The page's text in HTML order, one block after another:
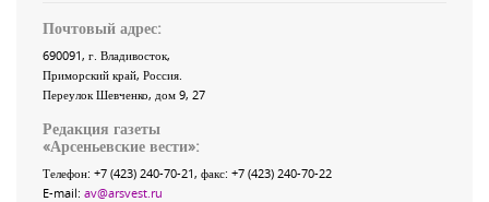
Почтовый адрес:
690091, г. Владивосток,
Приморский край, Россия
Переулок Шевченко, дом 9, 27
Редакция газеты
«Арсеньевские вести»:
Телефон: +7 (423) 240-70-21, факс: +7 (423) 240-70-22
E-mail: av@arsvest.ru